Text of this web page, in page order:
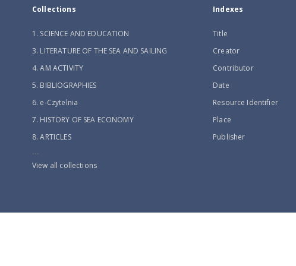
Collections
1. SCIENCE AND EDUCATION
3. LITERATURE OF THE SEA AND SAILING
4. AM ACTIVITY
5. BIBLIOGRAPHIES
6. e-Czytelnia
7. HISTORY OF SEA ECONOMY
8. ARTICLES
...
View all collections
Indexes
Title
Creator
Contributor
Date
Resource Identifier
Place
Publisher